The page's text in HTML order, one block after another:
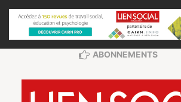
ABONNEMENTS